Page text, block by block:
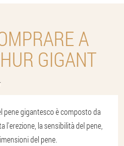
A
GIGANT
pene gigantesco è composto da
l'erezione, la sensibilità del pene,
del pene.